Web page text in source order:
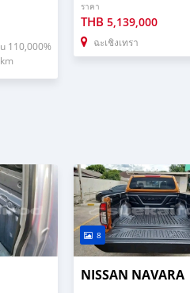
u 110,000%
km
ราคา
THB5,139,000
ฉะเชิงเทรา
8
NISSAN NAVARA